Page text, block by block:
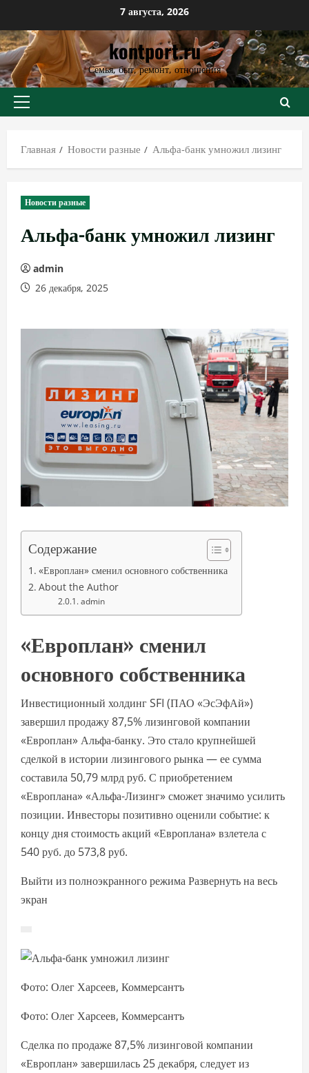
к
содержимому
7 августа, 2026
kontport.ru
Семья, быт, ремонт, отношения
Основное
Главная
Новости разные Альфа-банк умножил лизинг
Новости разные
Альфа-банк умножил лизинг
admin
26 декабря, 2025
Содержание
«Европлан» сменил основного собственника
About the Author
admin
«Европлан» сменил
основного собственника
Инвестиционный холдинг SFI (ПАО «ЭсЭфАй»)
завершил продажу 87,5% лизинговой компании
«Европлан» Альфа-банку. Это стало крупнейшей
сделкой в истории лизингового рынка — ее сумма
составила 50,79 млрд руб. С приобретением
«Европлана» «Альфа-Лизинг» сможет значимо усилить
позиции. Инвесторы позитивно оценили событие: к
концу дня стоимость акций «Европлана» взлетела с
540 руб. до 573,8 руб.
Выйти из полноэкранного режима Развернуть на весь
экран
Фото: Олег Харсеев, Коммерсантъ
Фото: Олег Харсеев, Коммерсантъ
Сделка по продаже 87,5% лизинговой компании
«Европлан» завершилась 25 декабря, следует из